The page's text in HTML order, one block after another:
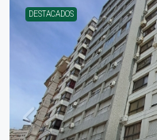
DESTACADOS